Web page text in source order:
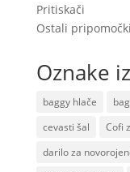
Pritiskači
Ostali pripomočki
Oznake
baggy hlače
cevasti šal
Cofi
darilo za